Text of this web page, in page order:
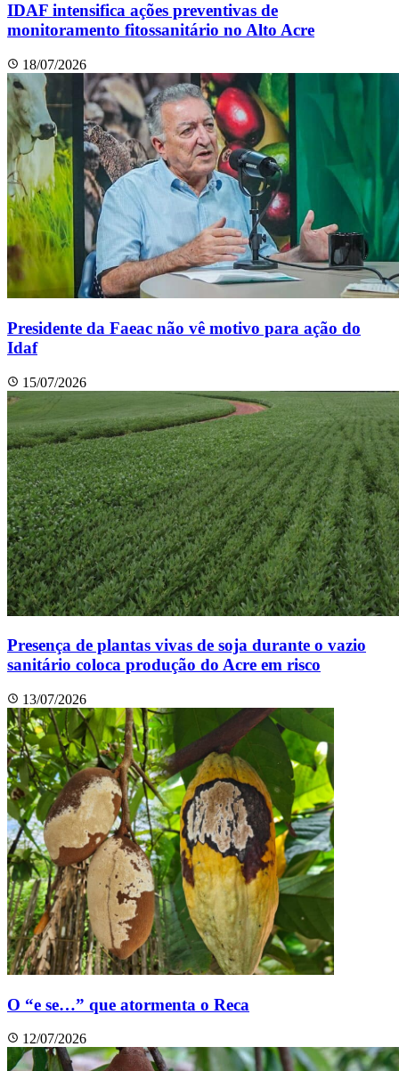
IDAF intensifica ações preventivas de
monitoramento fitossanitário no Alto Acre
18/07/2026
Presidente da Faeac não vê motivo para ação do
Idaf
15/07/2026
Presença de plantas vivas de soja durante o vazio
sanitário coloca produção do Acre em risco
13/07/2026
O “e se…” que atormenta o Reca
12/07/2026